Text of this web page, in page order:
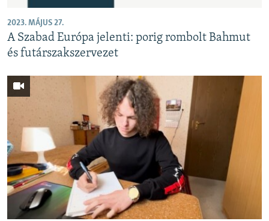
2023. MÁJUS 27.
A Szabad Európa jelenti: porig rombolt Bahmut
és futárszakszervezet